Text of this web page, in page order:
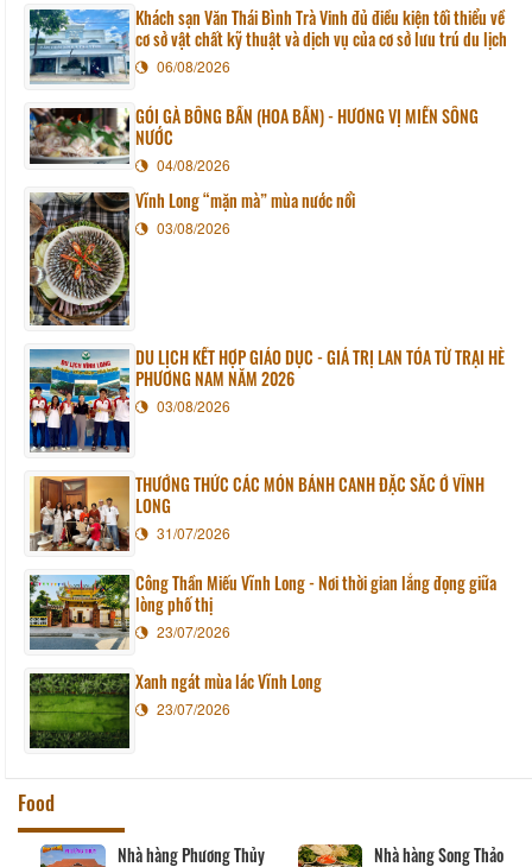
Khách sạn Văn Thái Bình Trà Vinh đủ điều kiện tối thiểu về
cơ sở vật chất kỹ thuật và dịch vụ của cơ sở lưu trú du lịch
06/08/2026
GỎI GÀ BÔNG BẦN (HOA BẦN) - HƯƠNG VỊ MIỀN SÔNG
NƯỚC
04/08/2026
Vĩnh Long “mặn mà” mùa nước nổi
03/08/2026
DU LỊCH KẾT HỢP GIÁO DỤC - GIÁ TRỊ LAN TỎA TỪ TRẠI HÈ
PHƯƠNG NAM NĂM 2026
03/08/2026
THƯỞNG THỨC CÁC MÓN BÁNH CANH ĐẶC SẮC Ở VĨNH
LONG
31/07/2026
Công Thần Miếu Vĩnh Long - Nơi thời gian lắng đọng giữa
lòng phố thị
23/07/2026
Xanh ngát mùa lác Vĩnh Long
23/07/2026
Food
Nhà hàng Phương Thủy Nhà hàng Song Thảo